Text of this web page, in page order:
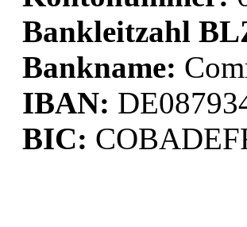
Bankleitzahl
Bankname:
IBAN:
BIC: